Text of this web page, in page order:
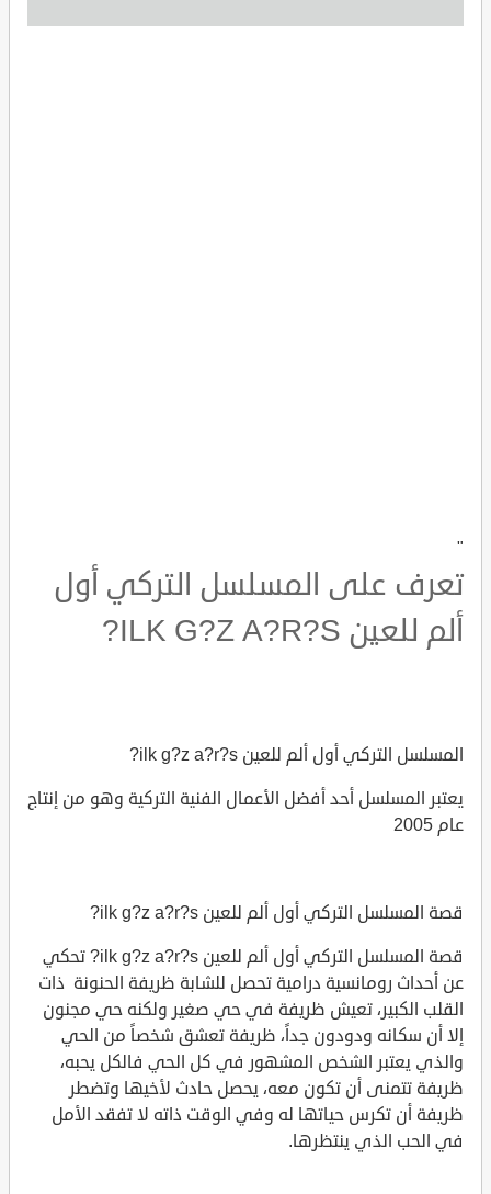
"
تعرف على المسلسل التركي أول
ألم للعين ILK G?Z A?R?S?
المسلسل التركي أول ألم للعين ilk g?z a?r?s?
يعتبر المسلسل أحد أفضل الأعمال الفنية التركية وهو من إنتاج
عام 2005
قصة المسلسل التركي أول ألم للعين ilk g?z a?r?s?
قصة المسلسل التركي أول ألم للعين ilk g?z a?r?s? تحكي
عن أحداث رومانسية درامية تحصل للشابة ظريفة الحنونة ذات
القلب الكبير، تعيش ظريفة في حي صغير ولكنه حي مجنون
إلا أن سكانه ودودون جداً، ظريفة تعشق شخصاً من الحي
والذي يعتبر الشخص المشهور في كل الحي فالكل يحبه،
ظريفة تتمنى أن تكون معه، يحصل حادث لأخيها وتضطر
ظريفة أن تكرس حياتها له وفي الوقت ذاته لا تفقد الأمل
في الحب الذي ينتظرها.